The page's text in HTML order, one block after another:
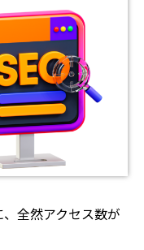
全然アクセス数が